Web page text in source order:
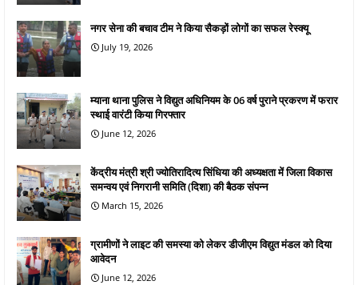
नगर सेना की बचाव टीम ने किया सैकड़ों लोगों का सफल रेस्क्यू
July 19, 2026
म्याना थाना पुलिस ने विद्युत अधिनियम के 06 वर्ष पुराने प्रकरण में फरार
स्थाई वारंटी किया गिरफ्तार
June 12, 2026
केंद्रीय मंत्री श्री ज्योतिरादित्य सिंधिया की अध्यक्षता में जिला विकास
समन्वय एवं निगरानी समिति (दिशा) की बैठक संपन्न
March 15, 2026
ग्रामीणों ने लाइट की समस्या को लेकर डीजीएम विद्युत मंडल को दिया
आवेदन
June 12, 2026